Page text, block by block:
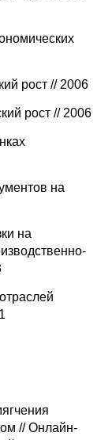
рост // 2006
рост // 2006
на
на
// Онлайн-